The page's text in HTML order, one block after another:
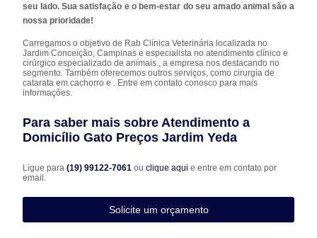
seu lado. Sua satisfação e o bem-estar do seu amado animal são a
nossa prioridade!
Carregamos o objetivo de Rab Clínica Veterinária localizada no
Jardim Conceição, Campinas e especialista no atendimento clínico e
cirúrgico especializado de animais., a empresa nos destacando no
segmento. Também oferecemos outros serviços, como cirurgia de
catarata em cachorro e . Entre em contato conosco para mais
informações.
Para saber mais sobre Atendimento a
Domicílio Gato Preços Jardim Yeda
Ligue para(19) 99122-7061ouclique aqui e entre em contato por
email.
Solicite um orçamento